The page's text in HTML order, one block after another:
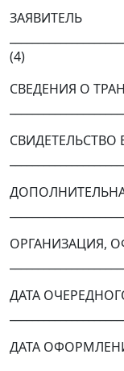
ЗАЯВИТЕЛЬ
(4)
СВЕДЕНИЯ О
ОРГАНИЗАЦИЯ,
ДАТА
ДАТА